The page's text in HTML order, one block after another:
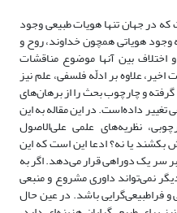
در جهان تنها هویات طبیعی وجود
وجود هویاتی همچون خداوند، روح و
بین آنها موضوع مناقشات
علاوه بر ادلّه فلسفی، علم نیز
گرفته و چارچوب بحث را از برهان‌های
داده‌است. در این مقاله به این
نظریه‌های علمی علی‌الاصول
بکشند یا نه؟ ادعا این است که این
سر یک دوراهی قرار می‌دهد. اگر به
نمی‌تواند داوری مشروع و منبعی
و فرا‌طبیعی‌گرایی باشد. در عین حال